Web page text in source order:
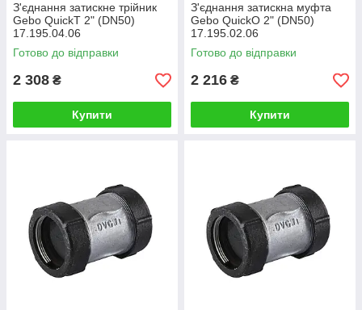
З'єднання затискне трійник
Gebo QuickТ 2" (DN50)
17.195.04.06
Готово до відправки
2 308 ₴
Купити
З'єднання затискна муфта
Gebo QuickO 2" (DN50)
17.195.02.06
Готово до відправки
2 216 ₴
Купити